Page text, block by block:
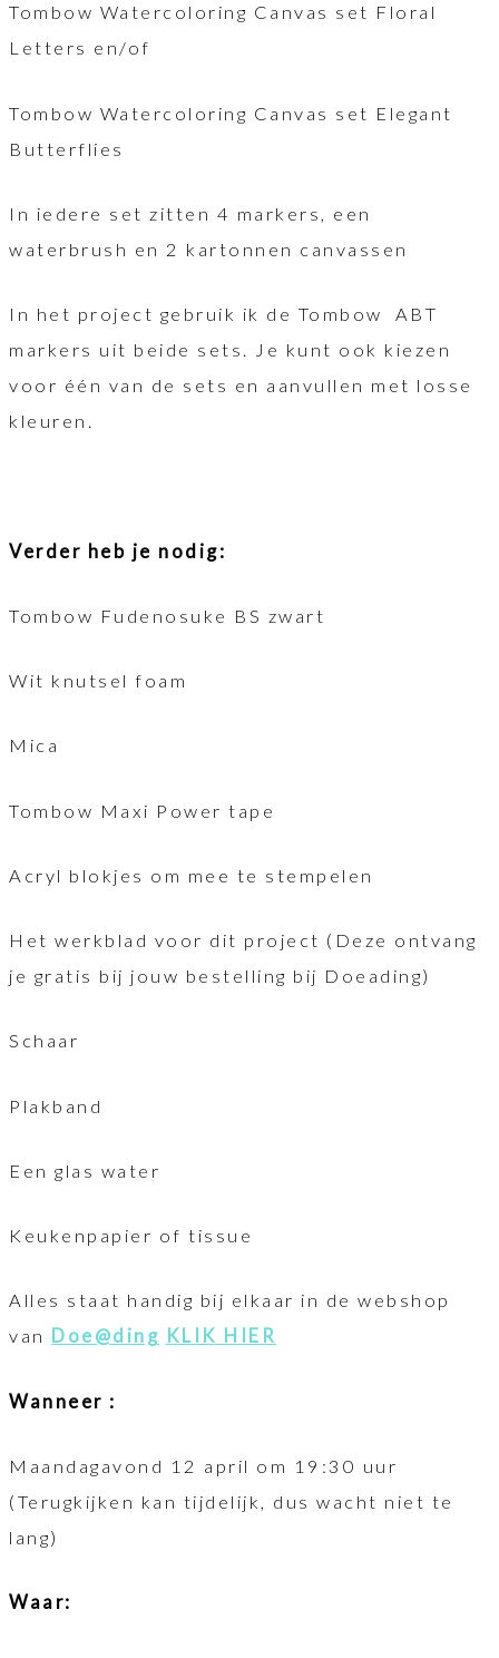
Tombow Watercoloring Canvas set Floral
Letters en/of
Tombow Watercoloring Canvas set Elegant
Butterflies
In iedere set zitten 4 markers, een
waterbrush en 2 kartonnen canvassen
In het project gebruik ik de Tombow ABT
markers uit beide sets. Je kunt ook kiezen
voor één van de sets en aanvullen met losse
kleuren.
Verder heb je nodig:
Tombow Fudenosuke BS zwart
Wit knutsel foam
Mica
Tombow Maxi Power tape
Acryl blokjes om mee te stempelen
Het werkblad voor dit project (Deze ontvang
je gratis bij jouw bestelling bij Doeading)
Schaar
Plakband
Een glas water
Keukenpapier of tissue
Alles staat handig bij elkaar in de webshop
van
Doe@ding KLIK HIER
Wanneer :
Maandagavond 12 april om 19:30 uur
(Terugkijken kan tijdelijk, dus wacht niet te
lang)
Waar: